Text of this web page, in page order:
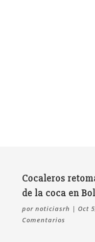
Cocaleros
de la coca en
por noticiasrh | Oct
Comentarios